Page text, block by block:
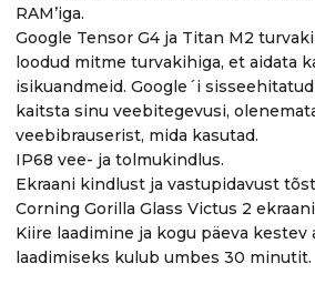
RAM’iga.
Google Tensor G4 ja Titan M2
loodud mitme turvakihiga, et aidata
isikuandmeid. Google´i
kaitsta sinu veebitegevusi,
veebibrauserist, mida kasutad.
IP68 vee- ja tolmukindlus.
Ekraani kindlust ja vastupidavust
Corning Gorilla Glass Victus 2
Kiire laadimine ja kogu päeva kestev
laadimiseks kulub umbes 30 minutit.